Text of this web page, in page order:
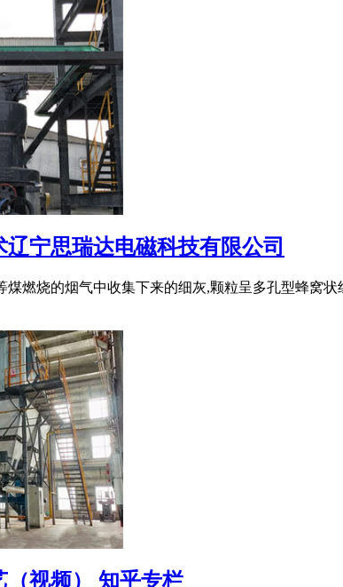
宁思瑞达电磁科技有限公司
燃烧的烟气中收集下来的细灰,颗粒呈多孔型蜂窝
视频） 知乎专栏